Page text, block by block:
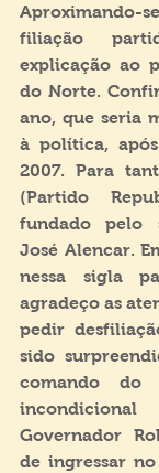
Aproximando-
filiação
explicação ao
do Norte.
ano, que seria
à política,
2007. Para
(Partido
fundado pelo
José Alencar.
nessa sigla
agradeço as
pedir
sido
comando do
Governador
de ingressar